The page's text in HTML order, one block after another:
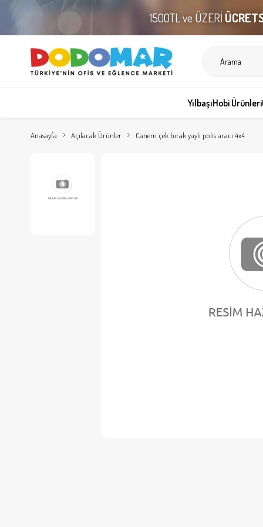
1500TL ve ÜZERİ
YılbaşıHobi Ürünleri
Anasayfa Açılacak Ürünler Canem çek bırak yaylı polis aracı 4x4